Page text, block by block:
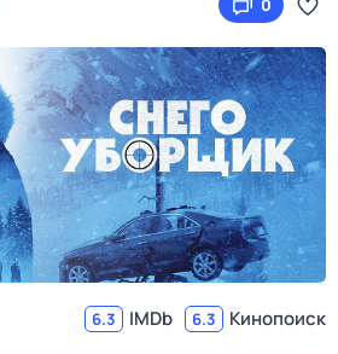
0
6.3 IMDb 6.3 Кинопоиск